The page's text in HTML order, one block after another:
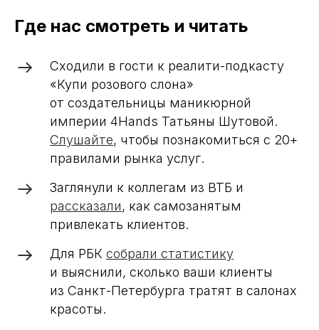
Где нас смотреть и читать
Сходили в гости к реалити-подкасту
«Купи розового слона»
от создательницы маникюрной
империи 4Hands Татьяны Шутовой.
Слушайте, чтобы познакомиться с 20+
правилами рынка услуг.
Заглянули к коллегам из ВТБ и
рассказали, как самозанятым
привлекать клиентов.
Для РБК собрали статистику
и выяснили, сколько ваши клиенты
из Санкт-Петербурга тратят в салонах
красоты.